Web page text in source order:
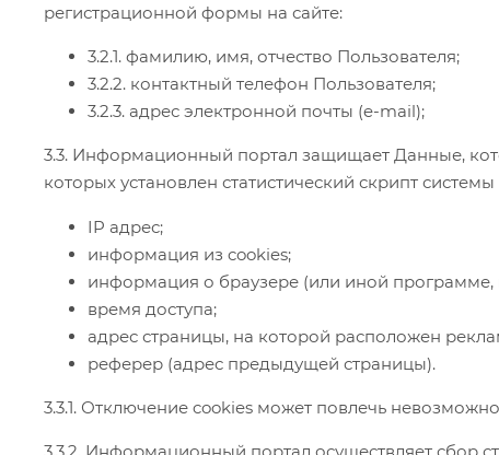
регистрационной формы на сайте:
3.2.1. фамилию, имя, отчество Пользователя;
3.2.2. контактный телефон Пользователя;
3.2.3. адрес электронной почты (e-mail);
3.3. Информационный портал защищает Данные,
которых установлен статистический скрипт системы
IP адрес;
информация из cookies;
информация о браузере (или иной программе,
время доступа;
адрес страницы, на которой расположен
реферер (адрес предыдущей страницы).
3.3.1. Отключение cookies может повлечь